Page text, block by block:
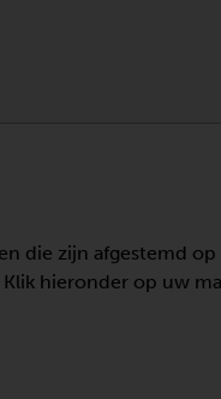
die zijn afgestemd
hieronder op uw